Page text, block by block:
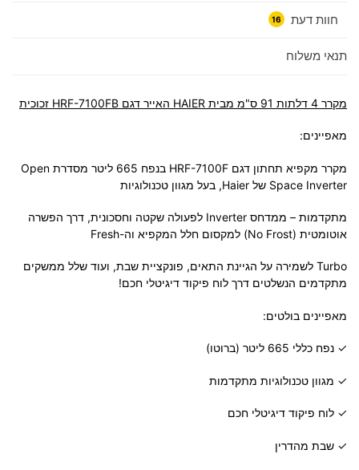
חוות דעת 16
תנאי משלוח
מקרר 4 דלתות 91 ס"מ מבית HAIER האייר דגם HRF-7100FB זכוכית
מאפיינים:
מקרר מקפיא תחתון דגם HRF-7100F בנפח 665 ליטר מסדרת Open
Space Inverter של Haier, בעל מגוון טכנולוגיות
מתקדמות – ממדחס Inverter לפעולה שקטה וחסכונית, דרך הפשרה
אוטומטית (No Frost) למקסום חלל המקפיא וה-Fresh
Turbo לשמירה על הגיינת התאים, פונקציית שבת, ועוד שלל ממשקים
מתקדמים הנשלטים דרך לוח פיקוד דיגיטלי חכם!
מאפיינים בולטים:
✓ נפח כללי 665 ליטר (ברוטו)
✓ מגוון טכנולוגיות מתקדמות
✓ לוח פיקוד דיגיטלי חכם
✓ שבת מהדרין